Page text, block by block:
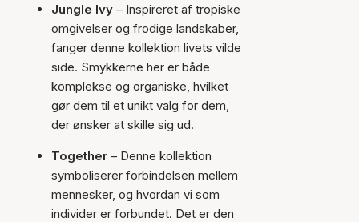
Jungle Ivy – Inspireret af tropiske
omgivelser og frodige landskaber,
fanger denne kollektion livets vilde
side. Smykkerne her er både
komplekse og organiske, hvilket
gør dem til et unikt valg for dem,
der ønsker at skille sig ud.
Together – Denne kollektion
symboliserer forbindelsen mellem
mennesker, og hvordan vi som
individer er forbundet. Det er den